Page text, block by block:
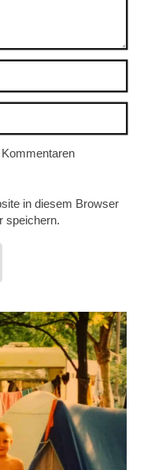
in diesem Browser
speichern.